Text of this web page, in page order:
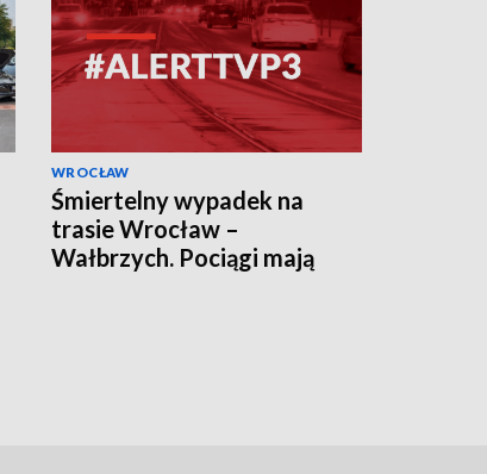
WROCŁAW
Śmiertelny wypadek na
trasie Wrocław –
Wałbrzych. Pociągi mają